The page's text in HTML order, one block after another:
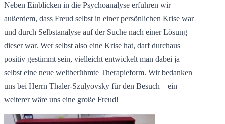
Neben Einblicken in die Psychoanalyse erfuhren wir
außerdem, dass Freud selbst in einer persönlichen Krise war
und durch Selbstanalyse auf der Suche nach einer Lösung
dieser war. Wer selbst also eine Krise hat, darf durchaus
positiv gestimmt sein, vielleicht entwickelt man dabei ja
selbst eine neue weltberühmte Therapieform. Wir bedanken
uns bei Herrn Thaler-Szulyovsky für den Besuch – ein
weiterer wäre uns eine große Freud!